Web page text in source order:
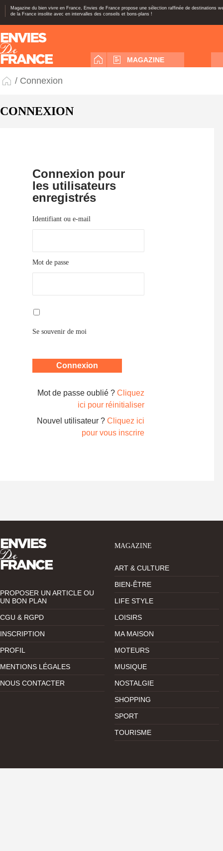
Magazine du bien vivre en France, Envies de France propose une sélection raffinée de destinations
de la France insolite avec en intervalles des conseils et bons-plans !
MAGAZINE
/ Connexion
CONNEXION
Connexion pour
les utilisateurs
enregistrés
Identifiant ou e-mail
Mot de passe
Se souvenir de moi
Mot de passe oublié ? Cliquez
ici pour réinitialiser
Nouvel utilisateur ? Cliquez ici
pour vous inscrire
PROPOSER UN ARTICLE OU
UN BON PLAN
CGU & RGPD
INSCRIPTION
PROFIL
MENTIONS LÉGALES
NOUS CONTACTER
MAGAZINE
ART & CULTURE
BIEN-ÊTRE
LIFE STYLE
LOISIRS
MA MAISON
MOTEURS
MUSIQUE
NOSTALGIE
SHOPPING
SPORT
TOURISME